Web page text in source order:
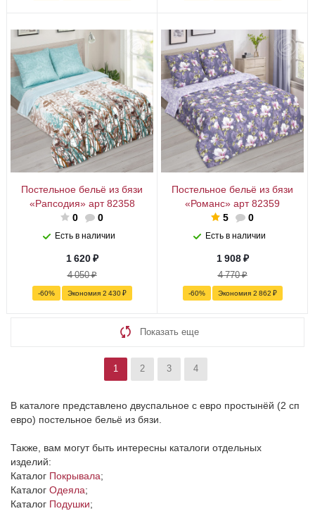
Постельное бельё из бязи
«Рапсодия» арт 82358
0
0
Есть в наличии
1 620₽
4 050₽
-60% Экономия 2 430₽
Постельное бельё из бязи
«Романс» арт 82359
5
0
Есть в наличии
1 908₽
4 770₽
-60% Экономия 2 862 ₽
Показать еще
1 2 3 4
В каталоге представлено двуспальное с евро простынёй (2 сп
евро) постельное бельё из бязи.
Также, вам могут быть интересны каталоги отдельных
изделий:
Каталог Покрывала;
Каталог Одеяла;
Каталог Подушки;